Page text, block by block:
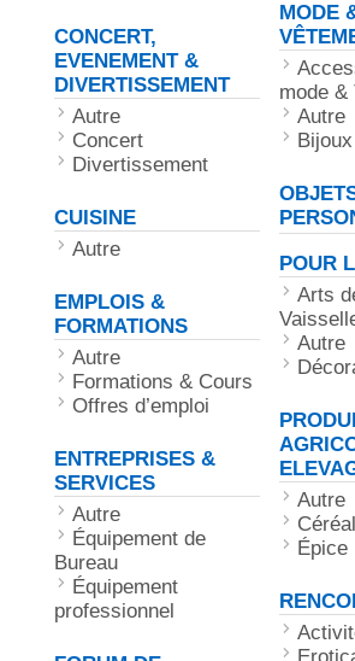
CONCERT,
EVENEMENT &
DIVERTISSEMENT
Autre
Concert
Divertissement
CUISINE
Autre
EMPLOIS &
FORMATIONS
Autre
Formations & Cours
Offres d’emploi
ENTREPRISES &
SERVICES
Autre
Équipement de
Bureau
Équipement
professionnel
MODE
mode &
Autre
POUR
Arts
Autre
Autre
Épice‎